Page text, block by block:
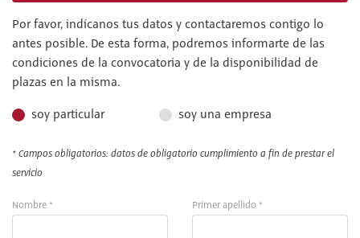
Por favor, indícanos tus datos y contactaremos contigo lo
antes posible. De esta forma, podremos informarte de las
condiciones de la convocatoria y de la disponibilidad de
plazas en la misma.
soy particular soy una empresa
* Campos obligatorios: datos de obligatorio cumplimiento a fin de prestar el
servicio
Nombre * Primer apellido *